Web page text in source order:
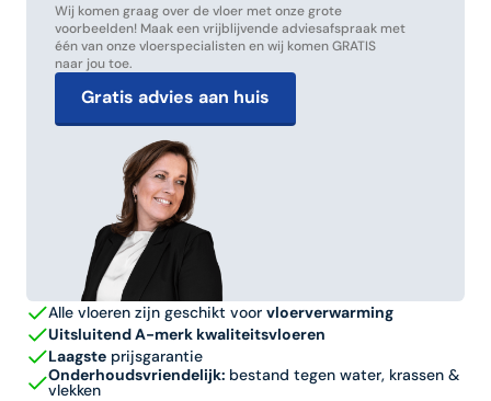
Wij komen graag over de vloer met onze grote
voorbeelden! Maak een vrijblijvende adviesafspraak met
één van onze vloerspecialisten en wij komen GRATIS
naar jou toe.
Gratis advies aan huis
Alle vloeren zijn geschikt voor vloerverwarming
Uitsluitend A-merk kwaliteitsvloeren
Laagste prijsgarantie
Onderhoudsvriendelijk: bestand tegen water, krassen &
vlekken